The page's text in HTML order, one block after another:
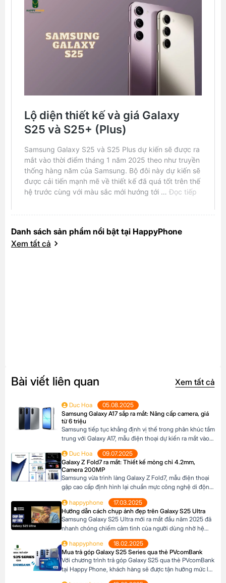
Danh sách sản phẩm nổi bật tại HappyPhone
Xem tất cả
Bài viết liên quan Xem tất cả
Duc Hoa
05.08.2025
Samsung Galaxy A17 sắp ra mắt: Nâng cấp camera, giá
từ 6 triệu
Samsung tiếp tục khẳng định vị thế trong phân khúc tầm
trung với Galaxy A17, mẫu điện thoại dự kiến ra mắt vào
cuối năm 2025 đã xuất hiện trên website các hệ thống
bán lẻ tại Châu Âu. Với những nâng cấp đáng chú ý về
camera, hiệu năng và thiết kế, Galaxy A17 […]
Duc Hoa
09.07.2025
Galaxy Z Fold7 ra mắt: Thiết kế mỏng chỉ 4.2mm,
Camera 200MP
Samsung vừa trình làng Galaxy Z Fold7, mẫu điện thoại
gập cao cấp định hình lại chuẩn mực công nghệ di động.
200MP sắc nét chưa từng có trên dòng Z Fold, sản phẩm
này không chỉ là một thiết bị công nghệ […]
happyphone
17.03.2025
Hướng dẫn cách chụp ảnh đẹp trên Galaxy S25 Ultra
Samsung Galaxy S25 Ultra mới ra mắt đầu năm 2025 đã
nhanh chóng chiếm cảm tình của người dùng nhờ hệ
200MP, khả năng zoom xa ấn tượng và các tính năng
thông minh giúp ghi lại những khoảnh khắc đẹp trong
cuộc sống. Sau đây […]
happyphone
18.02.2025
Mua trả góp Galaxy S25 Series qua thẻ PVcomBank
Với chương trình trả góp Galaxy S25 qua thẻ PVcomBank
tại Happy Phone, khách hàng sẽ được tận hưởng mức lãi